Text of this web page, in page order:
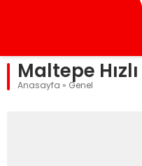
Maltepe
Anasayfa » Genel